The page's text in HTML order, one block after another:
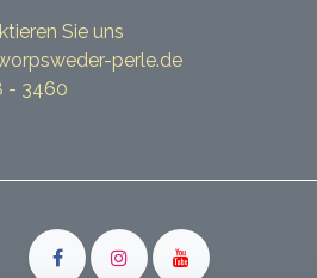
Sie uns
perle.de​​
- 3460